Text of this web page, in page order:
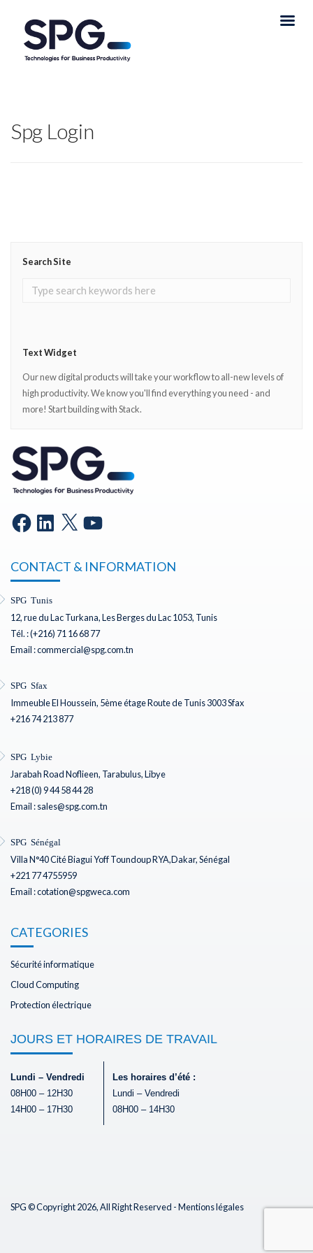
Spg Login
Search Site
Text Widget
Our new digital products will take your workflow to all-new levels of
high productivity. We know you'll find everything you need - and
more! Start building with Stack.
CONTACT & INFORMATION
SPG Tunis
12, rue du Lac Turkana, Les Berges du Lac 1053, Tunis
Tél. : (+216) 71 16 68 77
Email : commercial@spg.com.tn
SPG Sfax
Immeuble El Houssein, 5ème étage Route de Tunis 3003 Sfax
+216 74 213 877
SPG Lybie
Jarabah Road Noflieen, Tarabulus, Libye
+218 (0) 9 44 58 44 28
Email : sales@spg.com.tn
SPG Sénégal
Villa N°40 Cité Biagui Yoff Toundoup RYA,Dakar, Sénégal
+221 77 4755959
Email : cotation@spgweca.com
CATEGORIES
Sécurité informatique
Cloud Computing
Protection électrique
JOURS ET HORAIRES DE TRAVAIL
Lundi – Vendredi
08H00 – 12H30
14H00 – 17H30
Les horaires d’été :
Lundi – Vendredi
08H00 – 14H30
SPG © Copyright 2026, All Right Reserved -Mentions légales